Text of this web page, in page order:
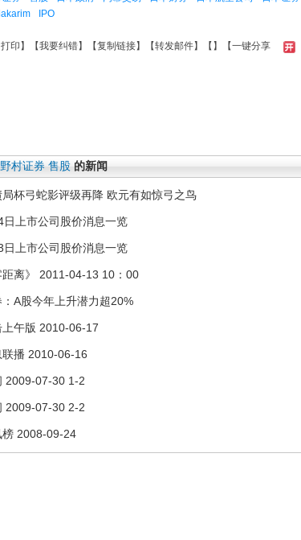
IPO
打印 】【我要纠错】【复制链接】【转发邮件】【 】 【一键分享
野村证券 售股 的新闻
杯弓蛇影评级再降 欧元有如惊弓之鸟
日上市公司股价消息一览
日上市公司股价消息一览
距离》 2011-04-13 10：00
：A股今年上升潜力超20%
午版 2010-06-17
播 2010-06-16
2009-07-30 1-2
2009-07-30 2-2
榜 2008-09-24